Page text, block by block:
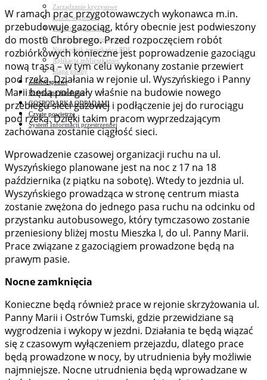
Zarządzanie kryzysowe
C.ześć w gminie!
Budżet obywatelski
Nieodpłatna pomoc prawna
Niezbędnik mieszkańca PDF
Aplikacja mMieszkaniec
Mapa gminy
Załatw sprawę
Pozyskane fundusze
GOSPODARKA ODPADAMI
Czyste powietrze
System Informacji przestrzennej
W ramach prac przygotowawczych wykonawca m.in.
przebudowuje gazociąg, który obecnie jest podwieszony
do mostu Chrobrego. Przed rozpoczęciem robót
rozbiórkowych konieczne jest poprowadzenie gazociągu
nową trasą – w tym celu wykonany zostanie przewiert
pod rzeką. Działania w rejonie ul. Wyszyńskiego i Panny
Marii będą polegały właśnie na budowie nowego
przebiegu sieci gazowej i podłączenie jej do rurociągu
pod rzeką. Dzięki takim pracom wyprzedzającym
zachowana zostanie ciągłość sieci.
Wprowadzenie czasowej organizacji ruchu na ul.
Wyszyńskiego planowane jest na noc z 17 na 18
października (z piątku na sobotę). Wtedy to jezdnia ul.
Wyszyńskiego prowadząca w stronę centrum miasta
zostanie zwężona do jednego pasa ruchu na odcinku od
przystanku autobusowego, który tymczasowo zostanie
przeniesiony bliżej mostu Mieszka I, do ul. Panny Marii.
Prace związane z gazociągiem prowadzone będą na
prawym pasie.
Nocne zamknięcia
Konieczne będą również prace w rejonie skrzyżowania ul.
Panny Marii i Ostrów Tumski, gdzie przewidziane są
wygrodzenia i wykopy w jezdni. Działania te będą wiązać
się z czasowym wyłączeniem przejazdu, dlatego prace
będą prowadzone w nocy, by utrudnienia były możliwie
najmniejsze. Nocne utrudnienia będą wprowadzane w